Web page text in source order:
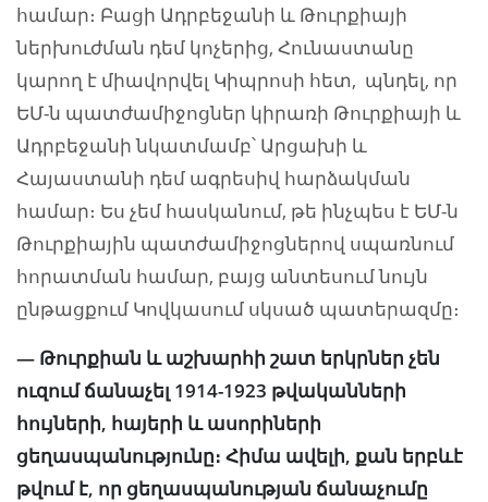
համար։ Բացի Ադրբեջանի և Թուրքիայի
ներխուժման դեմ կոչերից, Հունաստանը
կարող է միավորվել Կիպրոսի հետ, պնդել, որ
ԵՄ-ն պատժամիջոցներ կիրառի Թուրքիայի և
Ադրբեջանի նկատմամբ՝ Արցախի և
Հայաստանի դեմ ագրեսիվ հարձակման
համար։ Ես չեմ հասկանում, թե ինչպես է ԵՄ-ն
Թուրքիային պատժամիջոցներով սպառնում
հորատման համար, բայց անտեսում նույն
ընթացքում Կովկասում սկսած պատերազմը։
— Թուրքիան և աշխարհի շատ երկրներ չեն
ուզում ճանաչել 1914-1923 թվականների
հույների, հայերի և ասորիների
ցեղասպանությունը։ Հիմա ավելի, քան երբևէ
թվում է, որ ցեղասպանության ճանաչումը